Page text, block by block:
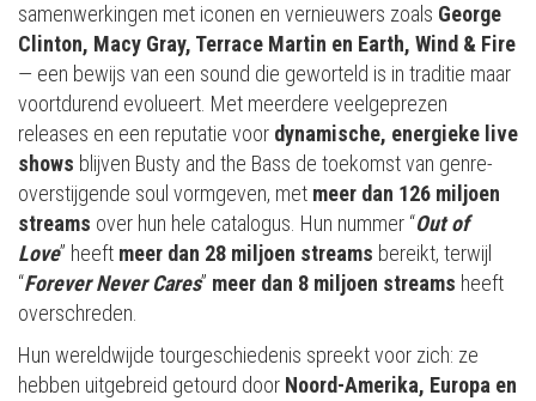
samenwerkingen met iconen en vernieuwers zoals George
Clinton, Macy Gray, Terrace Martin en Earth, Wind & Fire
— een bewijs van een sound die geworteld is in traditie maar
voortdurend evolueert. Met meerdere veelgeprezen
releases en een reputatie voor dynamische, energieke live
shows blijven Busty and the Bass de toekomst van genre-
overstijgende soul vormgeven, met meer dan 126 miljoen
streams over hun hele catalogus. Hun nummer “Out of
Love” heeft meer dan 28 miljoen streams bereikt, terwijl
“Forever Never Cares” meer dan 8 miljoen streams heeft
overschreden.
Hun wereldwijde tourgeschiedenis spreekt voor zich: ze
hebben uitgebreid getourd door Noord-Amerika, Europa en